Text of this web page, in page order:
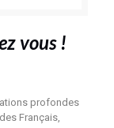
vous !
profondes
Français,